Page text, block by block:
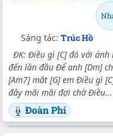
Sáng tác: Trúc Hồ
ĐK: Điều gì [C] đó với
đến lần đầu Để anh [Dm]
[Am7] mắt [G] em Điều gì
đây mãi mãi đợi chờ Điều...
Đoàn Phi